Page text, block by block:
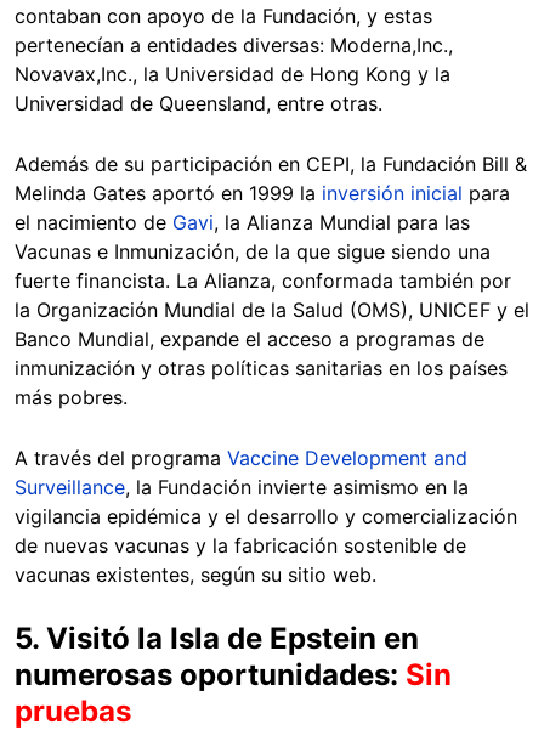
contaban con apoyo de la Fundación, y estas
pertenecían a entidades diversas: Moderna,Inc.,
Novavax,Inc., la Universidad de Hong Kong y la
Universidad de Queensland, entre otras.
Además de su participación en CEPI, la Fundación Bill &
Melinda Gates aportó en 1999 la inversión inicial para
el nacimiento de Gavi, la Alianza Mundial para las
Vacunas e Inmunización, de la que sigue siendo una
fuerte financista. La Alianza, conformada también por
la Organización Mundial de la Salud (OMS), UNICEF y el
Banco Mundial, expande el acceso a programas de
inmunización y otras políticas sanitarias en los países
más pobres.
A través del programa Vaccine Development and
Surveillance, la Fundación invierte asimismo en la
vigilancia epidémica y el desarrollo y comercialización
de nuevas vacunas y la fabricación sostenible de
vacunas existentes, según su sitio web.
5. Visitó la Isla de Epstein en
numerosas oportunidades: Sin
pruebas